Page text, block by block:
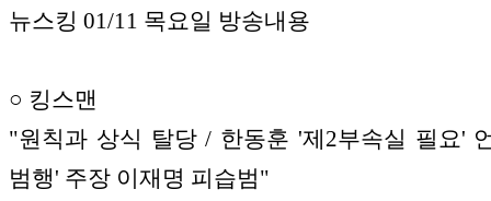
뉴스킹 01/11 목요일 방송내용
○ 킹스맨
"원칙과 상식 탈당 / 한동훈 '제2부속실 필요'
범행' 주장 이재명 피습범"